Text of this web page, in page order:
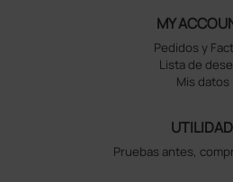
MY
Pedidos y
Lista de
Mis datos
UTILIDAD
Pruebas antes,